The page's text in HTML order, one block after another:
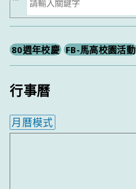
尋
80週年校慶 FB-馬高校園活動
行事曆
月曆模式